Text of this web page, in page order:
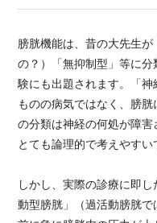
膀胱機能は、昔の大先生
の？）「無抑制型」等に
験にも出題されます。「
ものの病気ではなく、膀
の分類は神経の何処が障害
とても論理的で考えやすい
しかし、実際の診療に即
動型膀胱」（過活動膀胱